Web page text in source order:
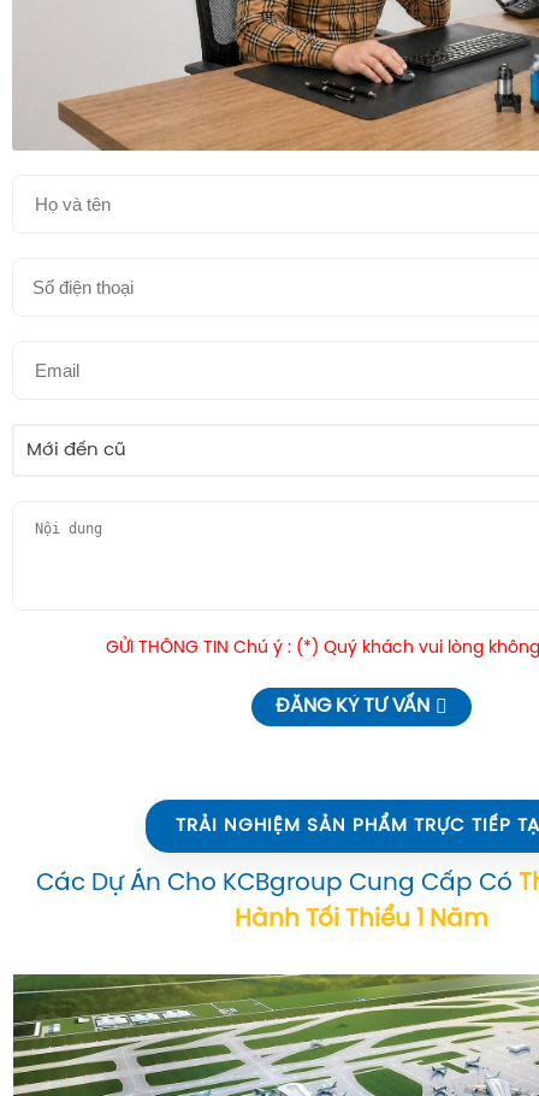
Mới đến cũ
GỬI THÔNG TIN Chú ý : (*) Quý khách vui lòng
ĐĂNG KÝ TƯ VẤN
TRẢI NGHIỆM SẢN PHẨM TRỰC TIẾP
Các Dự Án Cho KCBgroup Cung Cấp Có
Hành Tối Thiểu 1 Năm